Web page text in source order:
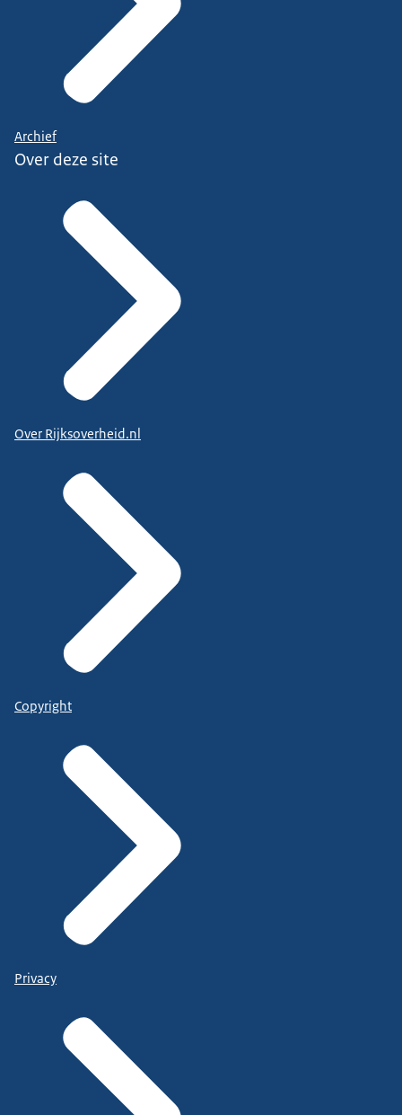
Archief
Over deze site
Over Rijksoverheid.nl
Copyright
Privacy